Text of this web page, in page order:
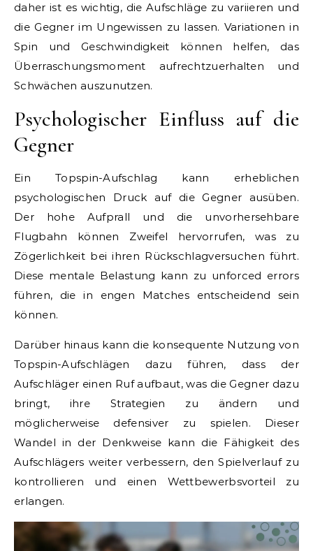
daher ist es wichtig, die Aufschläge zu variieren und
die Gegner im Ungewissen zu lassen. Variationen in
Spin und Geschwindigkeit können helfen, das
Überraschungsmoment aufrechtzuerhalten und
Schwächen auszunutzen.
Psychologischer Einfluss auf die
Gegner
Ein Topspin-Aufschlag kann erheblichen
psychologischen Druck auf die Gegner ausüben.
Der hohe Aufprall und die unvorhersehbare
Flugbahn können Zweifel hervorrufen, was zu
Zögerlichkeit bei ihren Rückschlagversuchen führt.
Diese mentale Belastung kann zu unforced errors
führen, die in engen Matches entscheidend sein
können.
Darüber hinaus kann die konsequente Nutzung von
Topspin-Aufschlägen dazu führen, dass der
Aufschläger einen Ruf aufbaut, was die Gegner dazu
bringt, ihre Strategien zu ändern und
möglicherweise defensiver zu spielen. Dieser
Wandel in der Denkweise kann die Fähigkeit des
Aufschlägers weiter verbessern, den Spielverlauf zu
kontrollieren und einen Wettbewerbsvorteil zu
erlangen.